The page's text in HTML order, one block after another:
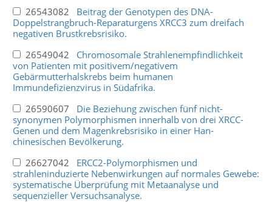
26543082 Beitrag der Genotypen des DNA-
Doppelstrangbruch-Reparaturgens XRCC3 zum dreifach
negativen Brustkrebsrisiko.
26549042 Chromosomale Strahlenempfindlichkeit
von Patienten mit positivem/negativem
Gebärmutterhalskrebs beim humanen
Immundefizienzvirus in Südafrika.
26590607 Die Beziehung zwischen fünf nicht-
synonymen Polymorphismen innerhalb von drei XRCC-
Genen und dem Magenkrebsrisiko in einer Han-
chinesischen Bevölkerung.
26627042 ERCC2-Polymorphismen und
strahleninduzierte Nebenwirkungen auf normales Gewebe:
systematische Überprüfung mit Metaanalyse und
sequenzieller Versuchsanalyse.